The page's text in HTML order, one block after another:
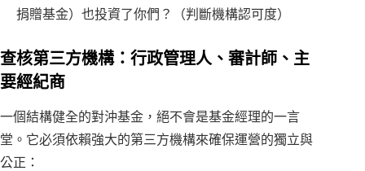
捐贈基金）也投資了你們？（判斷機構認可度）
查核第三方機構：行政管理人、審計師、主
要經紀商
一個結構健全的對沖基金，絕不會是基金經理的一言
堂。它必須依賴強大的第三方機構來確保運營的獨立與
公正：